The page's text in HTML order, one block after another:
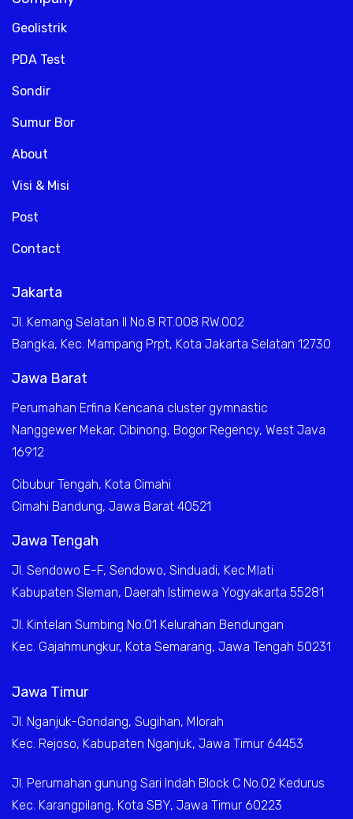
Geolistrik
PDA Test
Sondir
Sumur Bor
About
Visi & Misi
Post
Contact
Jakarta
Jl. Kemang Selatan II No.8 RT.008 RW.002
Bangka, Kec. Mampang Prpt, Kota Jakarta Selatan 12730
Jawa Barat
Perumahan Erfina Kencana cluster gymnastic
Nanggewer Mekar, Cibinong, Bogor Regency, West Java
16912
Cibubur Tengah, Kota Cimahi
Cimahi Bandung, Jawa Barat 40521
Jawa Tengah
Jl. Sendowo E-F, Sendowo, Sinduadi, Kec.Mlati
Kabupaten Sleman, Daerah Istimewa Yogyakarta 55281
Jl. Kintelan Sumbing No.01 Kelurahan Bendungan
Kec. Gajahmungkur, Kota Semarang, Jawa Tengah 50231
Jawa Timur
Jl. Nganjuk-Gondang, Sugihan, Mlorah
Kec. Rejoso, Kabupaten Nganjuk, Jawa Timur 64453
Jl. Perumahan gunung Sari Indah Block C No.02 Kedurus
Kec. Karangpilang, Kota SBY, Jawa Timur 60223